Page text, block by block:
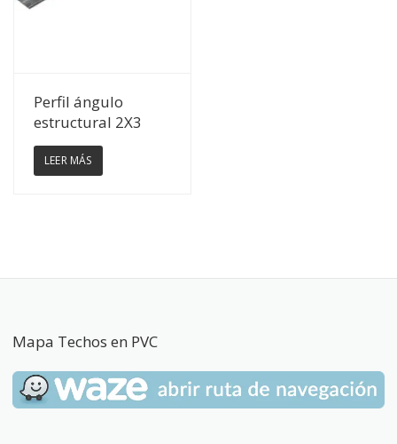
Ver Detalles
Perfil ángulo
estructural 2X3
LEER MÁS
Mapa Techos en PVC